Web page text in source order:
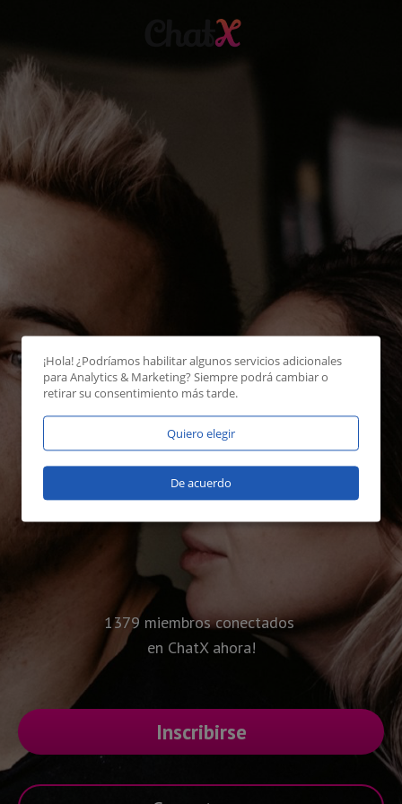
1379 miembros conectados
en ChatX ahora!
Inscribirse
¡Hola! ¿Podríamos habilitar algunos servicios adicionales
paraAnalytics & Marketing? Siempre podrá cambiar o
retirar su consentimiento más tarde.
Quiero elegir
De acuerdo